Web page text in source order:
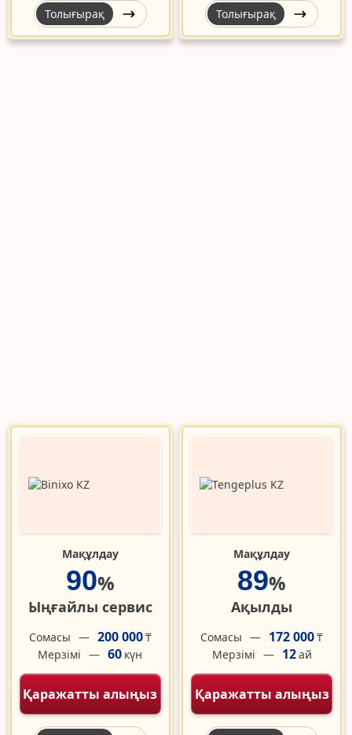
Толығырақ Толығырақ
Мақұлдау
90%
Ыңғайлы сервис
Сомасы 200 000₸
Мерзімі
60 күн
Қаражатты алыңыз
Мақұлдау
89%
Ақылды
Сомасы 172 000₸
Мерзімі
12ай
Қаражатты алыңыз